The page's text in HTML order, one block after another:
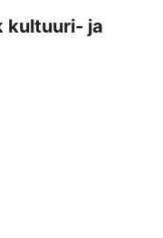
kultuuri- ja